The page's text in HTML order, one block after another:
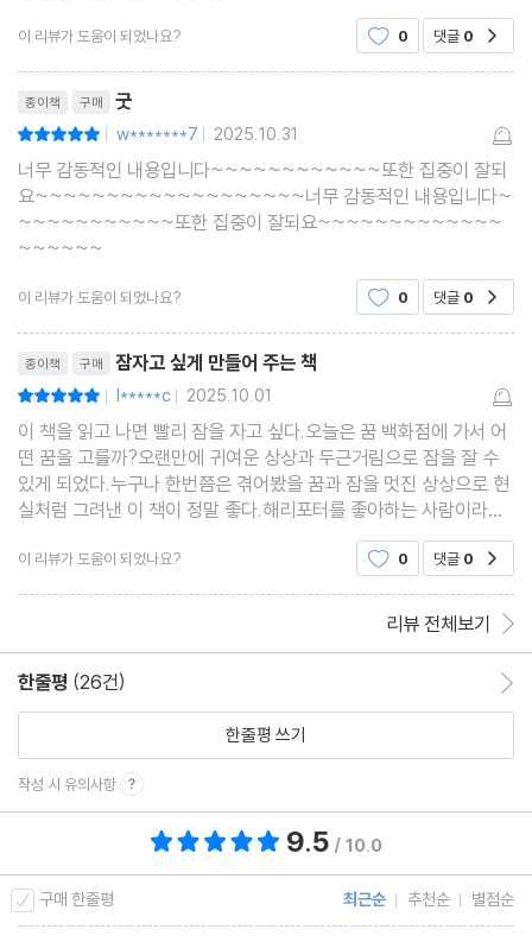
이 리뷰가 도움이 되었나요? 0 댓글 0
종이책 구매 굿
| w*******7 | 2025.10.31
너무 감동적인 내용입니다~~~~~~~~~~~~또한 집중이 잘되
요~~~~~~~~~~~~~~~~~~~너무 감동적인 내용입니다~
~~~~~~~~~~~또한 집중이 잘되요~~~~~~~~~~~~~
~~~~~~
이 리뷰가 도움이 되었나요? 0 댓글 0
종이책 구매 잠자고 싶게 만들어 주는 책
| l*****c | 2025.10.01
이 책을 읽고 나면 빨리 잠을 자고 싶다.오늘은 꿈 백화점에 가서 어
떤 꿈을 고를까?오랜만에 귀여운 상상과 두근거림으로 잠을 잘 수
있게 되었다.누구나 한번쯤은 겪어봤을 꿈과 잠을 멋진 상상으로 현
실처럼 그려낸 이 책이 정말 좋다.해리포터를 좋아하는 사람이라면
이 리뷰가 도움이 되었나요? 0 댓글 0
리뷰 전체보기
한줄평 (26건)
한줄평 쓰기
작성 시 유의사항
9.5 / 10.0
구매 한줄평 최근순 추천순 별점순